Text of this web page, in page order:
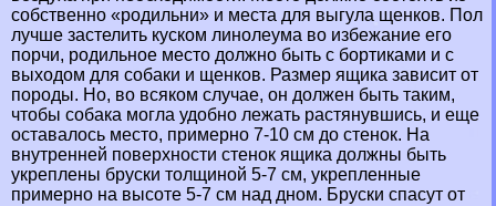
собственно «родильни» и места для выгула щенков. Пол
лучше застелить куском линолеума во избежание его
порчи, родильное место должно быть с бортиками и с
выходом для собаки и щенков. Размер ящика зависит от
породы. Но, во всяком случае, он должен быть таким,
чтобы собака могла удобно лежать растянувшись, и еще
оставалось место, примерно 7-10 см до стенок. На
внутренней поверхности стенок ящика должны быть
укреплены бруски толщиной 5-7 см, укрепленные
примерно на высоте 5-7 см над дном. Бруски спасут от